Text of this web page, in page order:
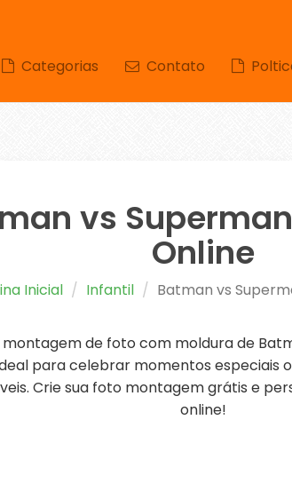
Categorias Contato
vs
Online
Inicial Infantil Batman vs
montagem de foto com moldura de
para celebrar momentos especiais
Crie sua foto montagem grátis e
online!